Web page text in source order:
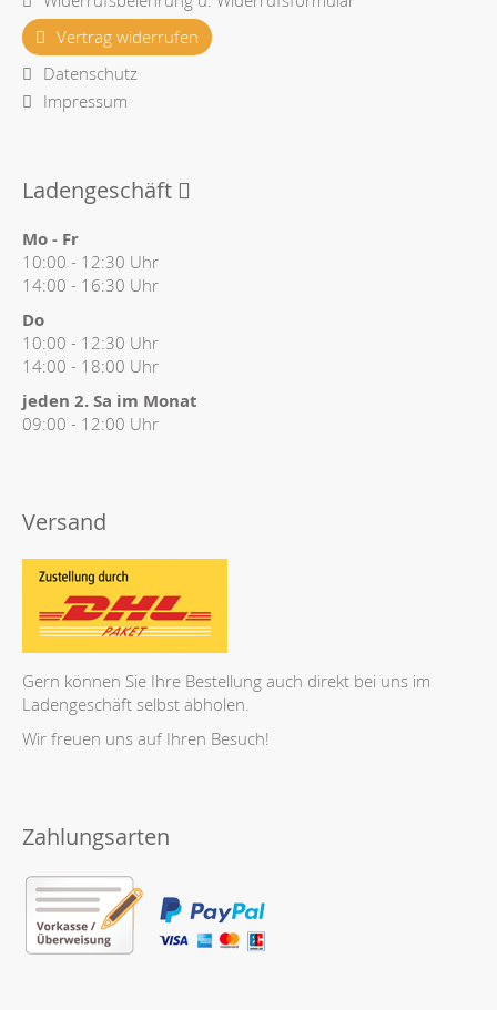
Vertrag widerrufen
Datenschutz
Impressum
Ladengeschäft
Mo - Fr
10:00 - 12:30 Uhr
14:00 - 16:30 Uhr
Do
10:00 - 12:30 Uhr
14:00 - 18:00 Uhr
jeden 2. Sa im Monat
09:00 - 12:00 Uhr
Versand
Gern können Sie Ihre Bestellung auch direkt bei uns im
Ladengeschäft selbst abholen.
Wir freuen uns auf Ihren Besuch!
Zahlungsarten